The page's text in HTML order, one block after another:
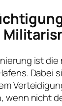
ist
Dabei
wenn nicht